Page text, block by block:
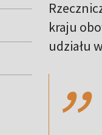
kraju
udziału
,,